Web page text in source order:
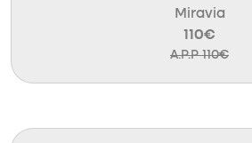
Miravia
110€
A.P.P 110€